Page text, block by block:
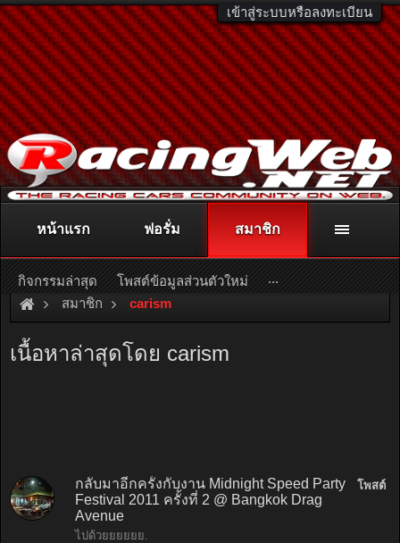
เข้าสู่ระบบหรือลงทะเบียน
ติดต่อลงโฆษณา racingweb@gmail.comหรือโทร. 081-811-1138
หรืออ่านรายละเอียดเพิ่มเติม คลิกที่นี่
สมาชิก carism
เนื้อหาล่าสุดโดย carism
โพสต์
กลับมาอีกครั้งกับงาน Midnight Speed Party
Festival 2011 ครั้งที่ 2 @ Bangkok Drag
Avenue
ไปด้วยยยยยย.
หน้าแรก ฟอรั่ม สมาชิก
กิจกรรมล่าสุด โพสต์ข้อมูลส่วนตัวใหม่ ...